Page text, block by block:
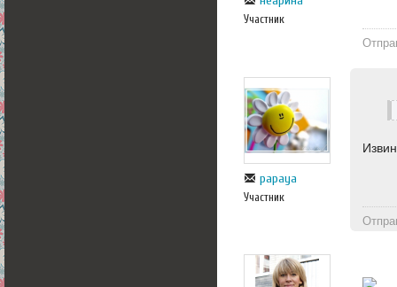
Участник
papaya
Участник